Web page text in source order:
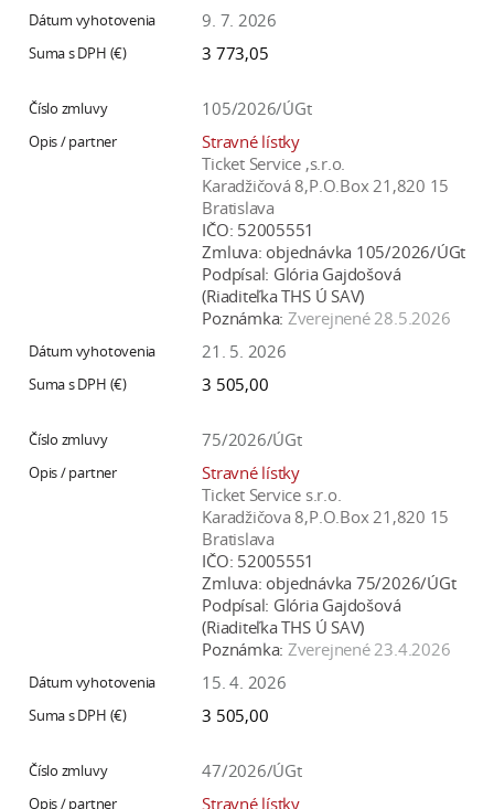
9. 7. 2026
3 773,05
105/2026/ÚGt
Stravné lístky
Ticket Service ,s.r.o.
Karadžičová 8,P.O.Box 21,820 15
Bratislava
IČO: 52005551
Zmluva: objednávka 105/2026/ÚGt
Podpísal: Glória Gajdošová
(Riaditeľka THS Ú SAV)
Poznámka: Zverejnené 28.5.2026
21. 5. 2026
3 505,00
75/2026/ÚGt
Stravné lístky
Ticket Service s.r.o.
Karadžičova 8,P.O.Box 21,820 15
Bratislava
IČO: 52005551
Zmluva: objednávka 75/2026/ÚGt
Podpísal: Glória Gajdošová
(Riaditeľka THS Ú SAV)
Poznámka: Zverejnené 23.4.2026
15. 4. 2026
3 505,00
47/2026/ÚGt
Stravné lístky